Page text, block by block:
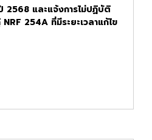
2568 และแจ้งการไม่ปฏิบัติ
254A ที่มีระยะเวลาแก้ไข